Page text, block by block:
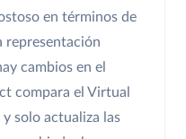
en términos de
representación
cambios en el
compara el Virtual
solo actualiza las